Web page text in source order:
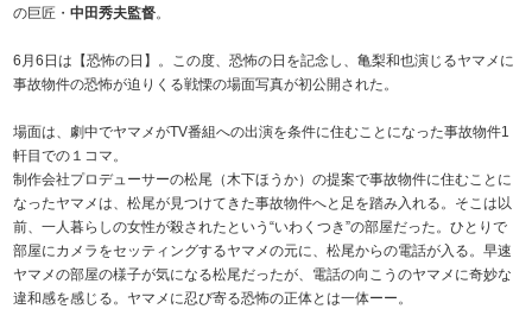
の巨匠・中田秀夫監督。
6月6日は【恐怖の日】。この度、恐怖の日を記念し、亀梨和也演じるヤマメに
事故物件の恐怖が迫りくる戦慄の場面写真が初公開された。
場面は、劇中でヤマメがTV番組への出演を条件に住むことになった事故物件1
軒目での１コマ。
制作会社プロデューサーの松尾（木下ほうか）の提案で事故物件に住むことに
なったヤマメは、松尾が見つけてきた事故物件へと足を踏み入れる。そこは以
前、一人暮らしの女性が殺されたという“いわくつき”の部屋だった。ひとりで
部屋にカメラをセッティングするヤマメの元に、松尾からの電話が入る。早速
ヤマメの部屋の様子が気になる松尾だったが、電話の向こうのヤマメに奇妙な
違和感を感じる。ヤマメに忍び寄る恐怖の正体とは一体ーー。